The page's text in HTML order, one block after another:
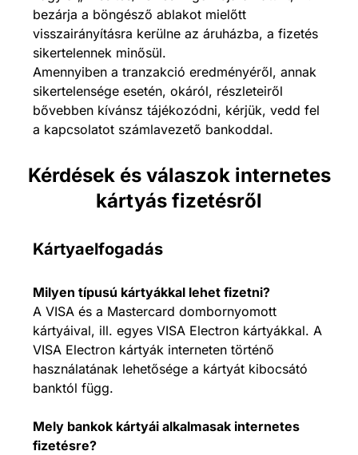
bezárja a böngésző ablakot mielőtt
visszairányításra kerülne az áruházba, a fizetés
sikertelennek minősül.
Amennyiben a tranzakció eredményéről, annak
sikertelensége esetén, okáról, részleteiről
bővebben kívánsz tájékozódni, kérjük, vedd fel
a kapcsolatot számlavezető bankoddal.
Kérdések és válaszok internetes
kártyás fizetésről
Kártyaelfogadás
Milyen típusú kártyákkal lehet fizetni?
A VISA és a Mastercard dombornyomott
kártyáival, ill. egyes VISA Electron kártyákkal. A
VISA Electron kártyák interneten történő
használatának lehetősége a kártyát kibocsátó
banktól függ.
Mely bankok kártyái alkalmasak internetes
fizetésre?